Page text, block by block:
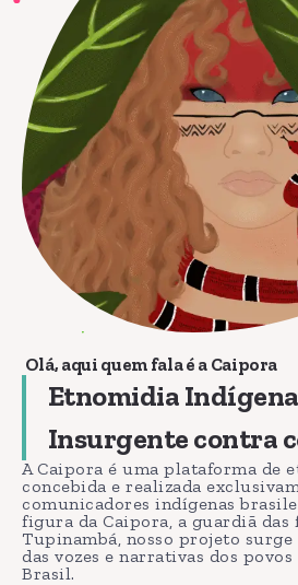
Olá, aqui quem fala é a Caipora
Etnomidia Indígena
Insurgente contra
A Caipora é uma plataforma de
concebida e realizada
comunicadores indígenas
figura da Caipora, a guardiã
Tupinambá, nosso projeto
das vozes e narrativas dos
Brasil.